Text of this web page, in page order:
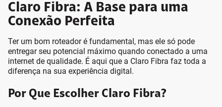
Claro Fibra: A Base para uma
Conexão Perfeita
Ter um bom roteador é fundamental, mas ele só pode
entregar seu potencial máximo quando conectado a uma
internet de qualidade. É aqui que a Claro Fibra faz toda a
diferença na sua experiência digital.
Por Que Escolher Claro Fibra?